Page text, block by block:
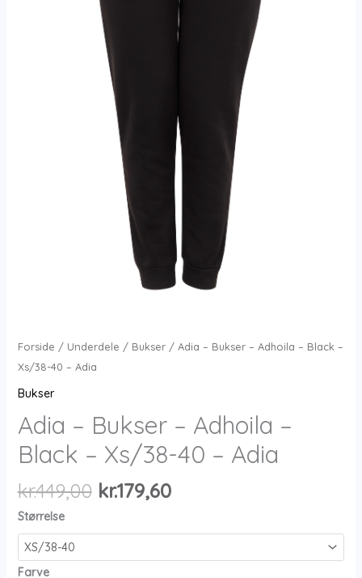
Forside / Underdele / Bukser/ Adia – Bukser – Adhoila – Black –
Xs/38-40 – Adia
Bukser
Adia – Bukser – Adhoila –
Black – Xs/38-40 – Adia
kr.449,00 Den
pris
kr.179,60Den
pris
Størrelse
Farve